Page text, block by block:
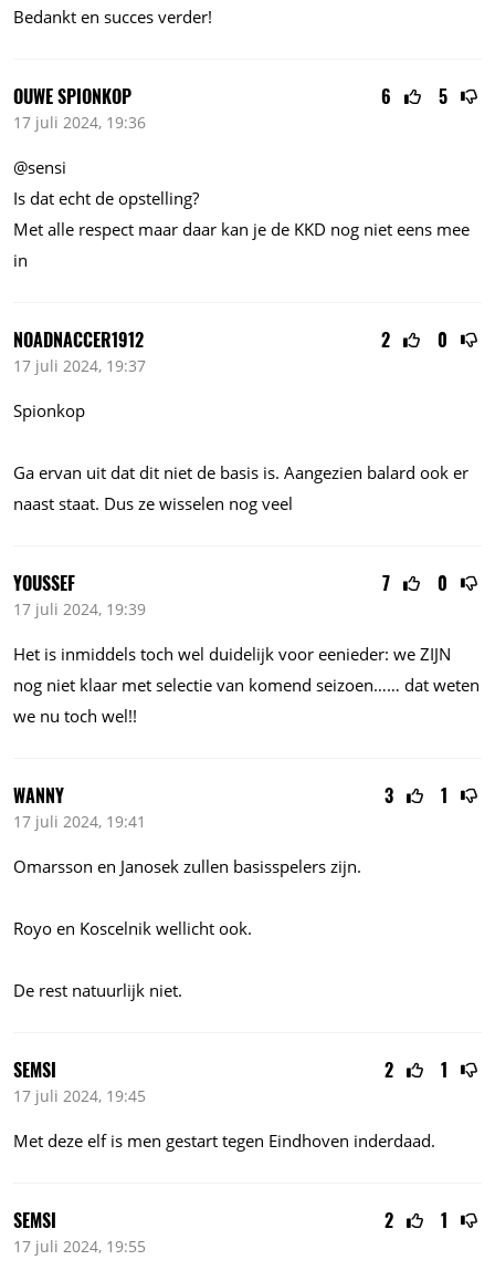
Bedankt en succes verder!
6 5
OUWE SPIONKOP
17 juli 2024, 19:36
@sensi
Is dat echt de opstelling?
Met alle respect maar daar kan je de KKD nog niet eens mee
in
2 0
NOADNACCER1912
17 juli 2024, 19:37
Spionkop
Ga ervan uit dat dit niet de basis is. Aangezien balard ook er
naast staat. Dus ze wisselen nog veel
7 0
YOUSSEF
17 juli 2024, 19:39
Het is inmiddels toch wel duidelijk voor eenieder: we ZIJN
nog niet klaar met selectie van komend seizoen…… dat weten
we nu toch wel!!
3 1
WANNY
17 juli 2024, 19:41
Omarsson en Janosek zullen basisspelers zijn.
Royo en Koscelnik wellicht ook.
De rest natuurlijk niet.
2 1
SEMSI
17 juli 2024, 19:45
Met deze elf is men gestart tegen Eindhoven inderdaad.
2 1
SEMSI
17 juli 2024, 19:55